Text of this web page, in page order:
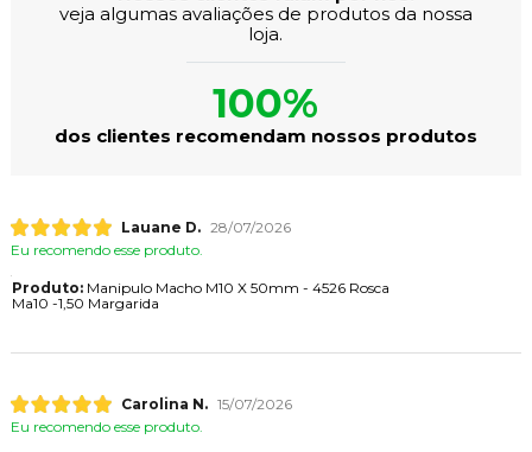
veja algumas avaliações de produtos da nossa
loja.
100%
dos clientes recomendam nossos produtos
Lauane D. 28/07/2026
Eu recomendo esse produto.
Produto:Manipulo Macho M10 X 50mm - 4526 Rosca
Ma10 -1,50 Margarida
Carolina N. 15/07/2026
Eu recomendo esse produto.